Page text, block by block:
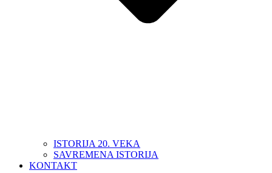
ISTORIJA 20. VEKA
SAVREMENA ISTORIJA
KONTAKT